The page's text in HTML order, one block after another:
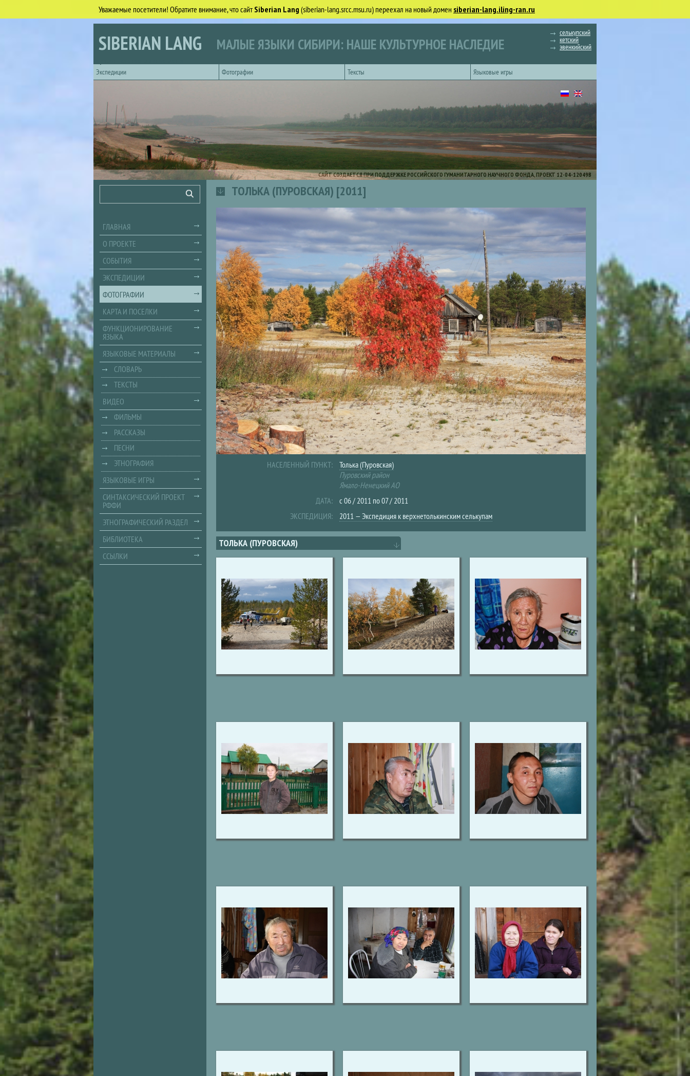
Уважаемые посетители! Обратите внимание, что сайтSiberian Lang (siberian-lang.srcc.msu.ru) переехал на новый домен siberian-lang.iling-ran.ru
SIBERIAN LANG МАЛЫЕ ЯЗЫКИ СИБИРИ: НАШЕ КУЛЬТУРНОЕ НАСЛЕДИЕ
селькупский
кетский
эвенкийский
Экспедиции
Фотографии Тексты Языковые игры
САЙТ СОЗДАЕТСЯ ПРИ ПОДДЕРЖКЕ РОССИЙСКОГО ГУМАНИТАРНОГО НАУЧНОГО ФОНДА, ПРОЕКТ 12-04-12049В
ТОЛЬКА (ПУРОВСКАЯ) [2011]
НАСЕЛЕННЫЙ ПУНКТ:
Толька (Пуровская)
Пуровский район
Ямало-Ненецкий АО
ДАТА:
с06 / 2011 по07 / 2011
ЭКСПЕДИЦИЯ:
2011 — Экспедиция к верхнетолькинским селькупам
ТОЛЬКА (ПУРОВСКАЯ)
Поиск
ГЛАВНАЯ
О ПРОЕКТЕ
СОБЫТИЯ
ЭКСПЕДИЦИИ
ФОТОГРАФИИ
КАРТА И ПОСЕЛКИ
ФУНКЦИОНИРОВАНИЕ
ЯЗЫКА
ЯЗЫКОВЫЕ МАТЕРИАЛЫ
СЛОВАРЬ
ТЕКСТЫ
ВИДЕО
ФИЛЬМЫ
РАССКАЗЫ
ПЕСНИ
ЭТНОГРАФИЯ
ЯЗЫКОВЫЕ ИГРЫ
СИНТАКСИЧЕСКИЙ ПРОЕКТ
РФФИ
ЭТНОГРАФИЧЕСКИЙ РАЗДЕЛ
БИБЛИОТЕКА
ССЫЛКИ